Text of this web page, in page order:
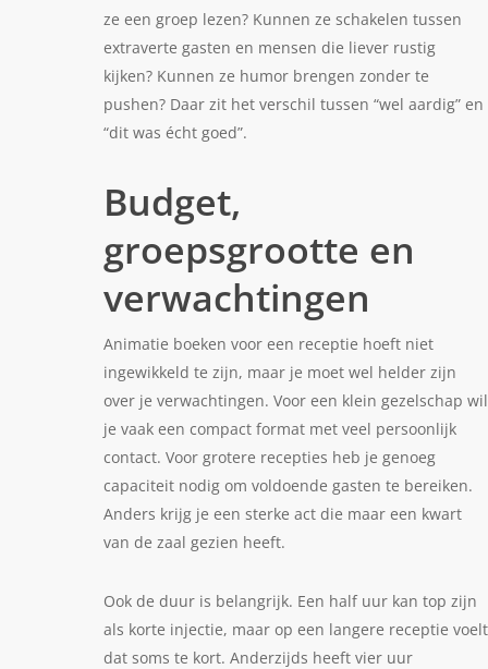
ze een groep lezen? Kunnen ze schakelen tussen
extraverte gasten en mensen die liever rustig
kijken? Kunnen ze humor brengen zonder te
pushen? Daar zit het verschil tussen “wel aardig” en
“dit was écht goed”.
Budget,
groepsgrootte en
verwachtingen
Animatie boeken voor een receptie hoeft niet
ingewikkeld te zijn, maar je moet wel helder zijn
over je verwachtingen. Voor een klein gezelschap wil
je vaak een compact format met veel persoonlijk
contact. Voor grotere recepties heb je genoeg
capaciteit nodig om voldoende gasten te bereiken.
Anders krijg je een sterke act die maar een kwart
van de zaal gezien heeft.
Ook de duur is belangrijk. Een half uur kan top zijn
als korte injectie, maar op een langere receptie voelt
dat soms te kort. Anderzijds heeft vier uur